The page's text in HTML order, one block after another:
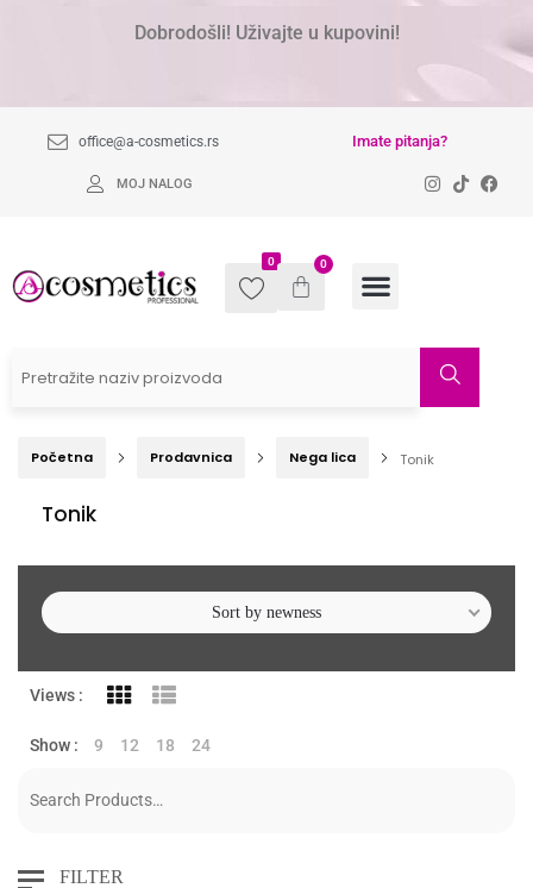
Dobrodošli! Uživajte u kupovini!
office@a-cosmetics.rs Imate pitanja?
MOJ NALOG
0 0
Početna Prodavnica Nega lica Tonik
Tonik
FILTER
Sort by newness
Views :
Show : 9 12 18 24